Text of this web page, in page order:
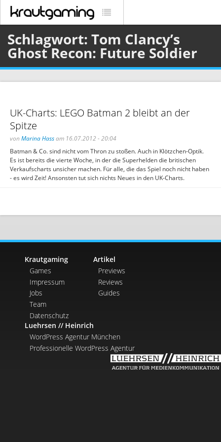
Schlagwort: Tom Clancy’s
Ghost Recon: Future Soldier
UK-Charts: LEGO Batman 2 bleibt an der
Spitze
von Marina Hassam 16.07.2012 - 20:04
Batman & Co. sind nicht vom Thron zu stoßen. Auch in Klötzchen-Optik.
Es ist bereits die vierte Woche, in der die Superhelden die britischen
Verkaufscharts unsicher machen. Für alle, die das Spiel noch nicht haben
- es wird Zeit! Ansonsten tut sich nichts Neues in den UK-Charts.
Krautgaming
Games
Impressum
Jobs
Team
Datenschutz
Artikel
Previews
Reviews
Guides
Luehrsen // Heinrich
WordPress Agentur München
Professionelle WordPress Agentur